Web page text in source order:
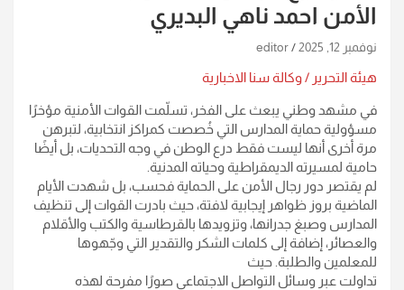
الأمن احمد ناهي البديري
نوفمبر 12, 2025 editor
هيئة التحرير / وكالة سنا الاخبارية
في مشهد وطني يبعث على الفخر، تسلّمت القوات الأمنية مؤخرًا
مسؤولية حماية المدارس التي خُصصت كمراكز انتخابية، لتبرهن
مرة أخرى أنها ليست فقط درع الوطن في وجه التحديات، بل أيضًا
حامية لمسيرته الديمقراطية وحياته المدنية.
لم يقتصر دور رجال الأمن على الحماية فحسب، بل شهدت الأيام
الماضية بروز ظواهر إيجابية لافتة، حيث بادرت القوات إلى تنظيف
المدارس وصبغ جدرانها، وتزويدها بالقرطاسية والكتب والأقلام
والعصائر، إضافة إلى كلمات الشكر والتقدير التي وجّهوها
للمعلمين والطلبة. حيث
تداولت عبر وسائل التواصل الاجتماعي صورًا مفرحة لهذه